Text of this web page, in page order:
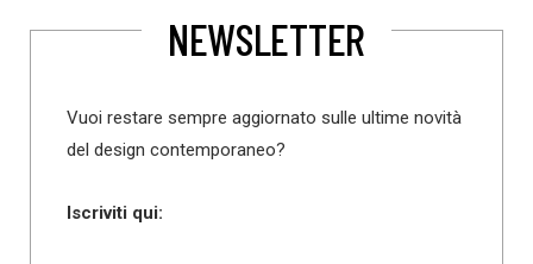
NEWSLETTER
Vuoi restare sempre aggiornato sulle ultime novità
del design contemporaneo?
Iscriviti qui: